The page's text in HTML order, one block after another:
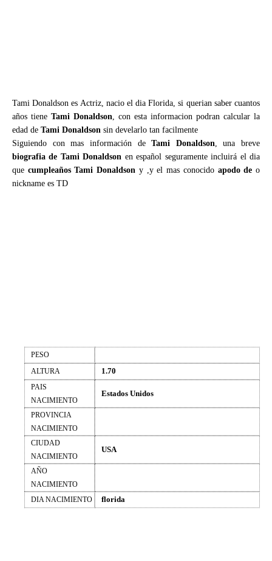
Tami Donaldson es Actriz, nacio el dia Florida, si querian saber cuantos
años tiene Tami Donaldson, con esta informacion podran calcular la
edad de Tami Donaldson sin develarlo tan facilmente
Siguiendo con mas información deTami Donaldson, una breve
biografia de Tami Donaldson en español seguramente incluirá el dia
que cumpleaños Tami Donaldson y ,y el mas conocido apodo deo
nickname es TD
PESO
ALTURA
1.70
PAIS
NACIMIENTO
Estados Unidos
PROVINCIA
NACIMIENTO
CIUDAD
NACIMIENTO
USA
AÑO
NACIMIENTO
DIA NACIMIENTO
florida